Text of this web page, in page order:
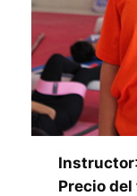
Instructor:
Precio